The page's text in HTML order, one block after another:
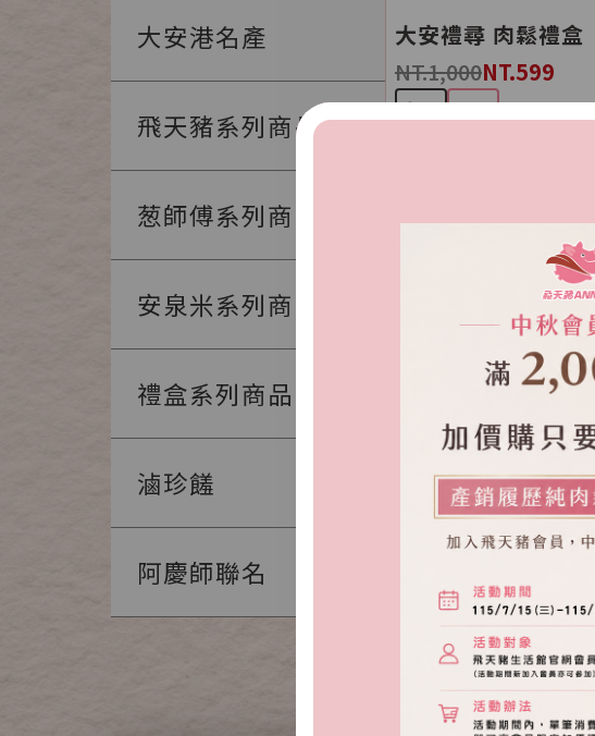
大安港名產
飛天豬系列商品
葱師傅系列商品
安泉米系列商品
禮盒系列商品
滷珍饈
阿慶師聯名
大安禮尋 肉鬆禮盒
NT.1,000NT.599
NT.550NT.319
1 2 3